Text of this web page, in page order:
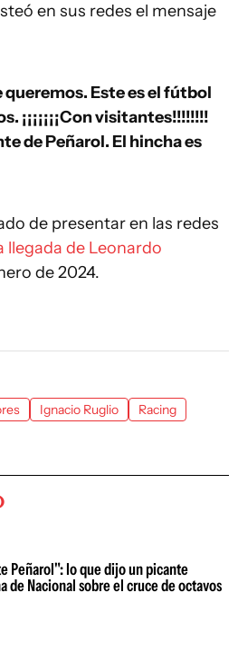
en sus redes el mensaje
Este es el fútbol
¡¡¡¡¡¡¡Con visitantes!!!!!!!!
de Peñarol. El hincha es
de presentar en las redes
llegada de Leonardo
de 2024.
Ignacio Ruglio
Racing
Peñarol": lo que dijo un picante
de Nacional sobre el cruce de octavos